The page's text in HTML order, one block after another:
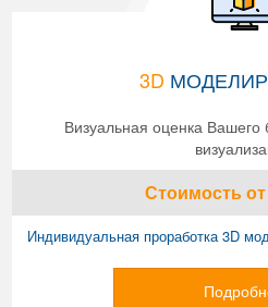
3D
Визуальная оценка Вашего
Стоимость
Индивидуальная проработка 3D